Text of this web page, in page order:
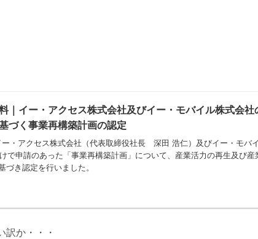
｜イー・アクセス株式会社及びイー・モバイル株式会
づく事業再構築計画の認定
ー・アクセス株式会社（代表取締役社長 深田 浩仁）及びイー・モ
で申請のあった「事業再構築計画」について、産業活力の再生及び
づき認定を行いました。
訳か・・・